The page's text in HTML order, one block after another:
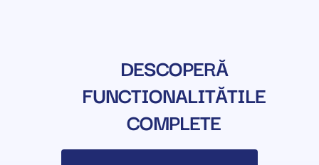
DESCOPERĂ
FUNCTIONALITĂTILE
COMPLETE